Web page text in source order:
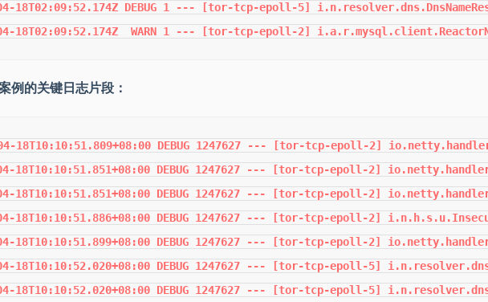
18T02:09:52.174Z DEBUG 1 --- [tor-tcp-epoll-5]
18T02:09:52.174Z  WARN 1 --- [tor-tcp-epoll-2]
例的关键日志片段：
04-18T10:10:51.809+08:00 DEBUG 1247627 --- [tor-tcp-epoll-2]
18T10:10:51.851+08:00 DEBUG 1247627 --- [tor-tcp-epoll-2]
18T10:10:51.851+08:00 DEBUG 1247627 --- [tor-tcp-epoll-2]
18T10:10:51.886+08:00 DEBUG 1247627 --- [tor-tcp-epoll-2]
18T10:10:51.899+08:00 DEBUG 1247627 --- [tor-tcp-epoll-2]
18T10:10:52.020+08:00 DEBUG 1247627 --- [tor-tcp-epoll-5]
18T10:10:52.020+08:00 DEBUG 1247627 --- [tor-tcp-epoll-5]